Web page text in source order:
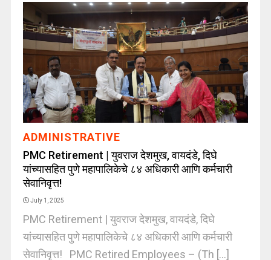
ADMINISTRATIVE
PMC Retirement | युवराज देशमुख, वायदंडे, दिघे
यांच्यासहित पुणे महापालिकेचे ८४ अधिकारी आणि कर्मचारी
सेवानिवृत्त!
July 1, 2025
PMC Retirement | युवराज देशमुख, वायदंडे, दिघे
यांच्यासहित पुणे महापालिकेचे ८४ अधिकारी आणि कर्मचारी
सेवानिवृत्त! PMC Retired Employees – (Th [...]